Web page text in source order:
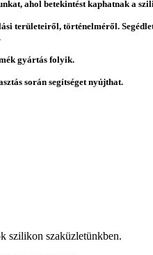
ahol betekintést kaphatnak a
területeiről, történelméről.
gyártás folyik.
során segítséget nyújthat.
szilikon szaküzletünkben.